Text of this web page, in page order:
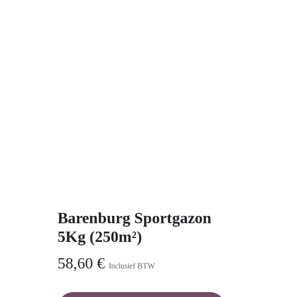
Barenburg Sportgazon
5Kg (250m²)
58,60 € Inclusief BTW